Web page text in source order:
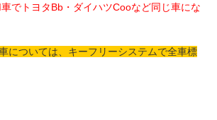
でトヨタBb・ダイハツCooなど同じ車にな
については、キーフリーシステムで全車標